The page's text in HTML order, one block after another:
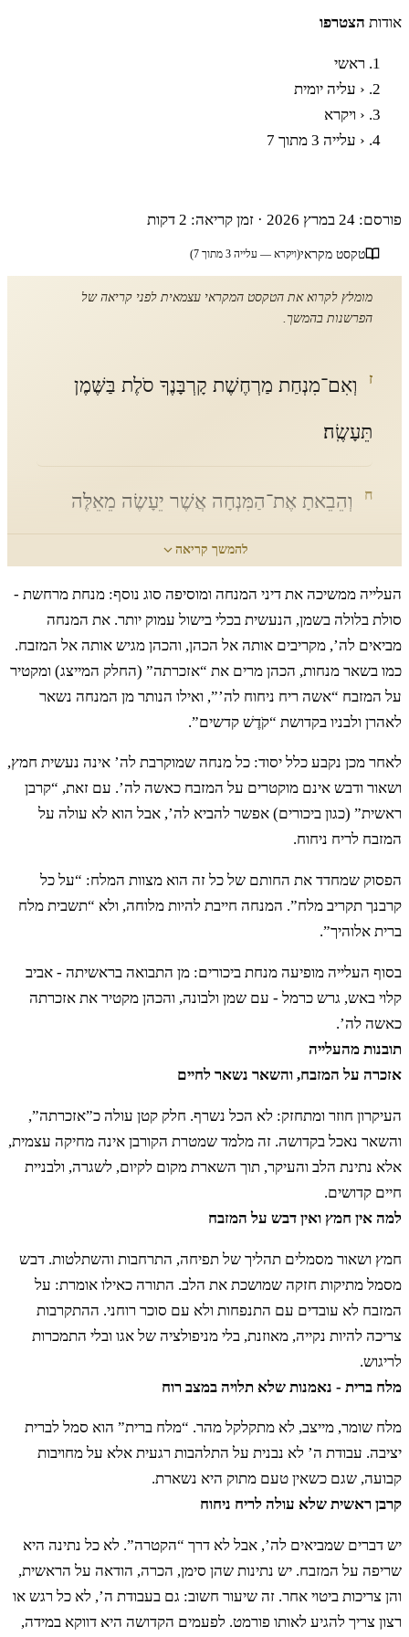
אודות הצטרפו
ראשי
‹ עליה יומית
‹ ויקרא
‹ עלייה 3 מתוך 7
פורסם: 24 במרץ 2026 · זמן קריאה: 2 דקות
טקסט מקראי(ויקרא — עלייה 3 מתוך 7)
מומלץ לקרוא את הטקסט המקראי עצמאית לפני קריאה של
הפרשנות בהמשך.
ז וְאִם־מִנְחַת מַרְחֶשֶׁת קָרְבָּנֶךָ סֹלֶת בַּשֶּׁמֶן
תֵּעָשֶֽׂה׃
ח וְהֵבֵאתָ אֶת־הַמִּנְחָה אֲשֶׁר יֵעָשֶׂה מֵאֵלֶּה
לַידוָד וְהִקְרִיבָהּ אֶל־הַכֹּהֵן וְהִגִּישָׁהּ אֶל־הַמִּזְבֵּֽחַ׃
וְהֵרִים הַכֹּהֵן מִן־הַמִּנְחָה אֶת־אַזְכָּרָתָהּ
וְהִקְטִיר הַמִּזְבֵּחָה אִשֵּׁה רֵיחַ נִיחֹחַ לַידוָֽד׃
וְהַנּוֹתֶרֶת מִן־הַמִּנְחָה לְאַהֲרֹן וּלְבָנָיו קֹדֶשׁ
קָֽדָשִׁים מֵאִשֵּׁי יְדוָֽד׃
יא כָּל־הַמִּנְחָה אֲשֶׁר תַּקְרִיבוּ לַידוָד לֹא תֵעָשֶׂה
חָמֵץ כִּי כָל־שְׂאֹר וְכָל־דְּבַשׁ לֹֽא־תַקְטִירוּ מִמֶּנּוּ
אִשֶּׁה לַֽידוָֽד׃
יב קָרְבַּן רֵאשִׁית תַּקְרִיבוּ אֹתָם לַידוָד
וְאֶל־הַמִּזְבֵּחַ לֹא־יַעֲלוּ לְרֵיחַ נִיחֹֽחַ׃
יג וְכָל־קָרְבַּן מִנְחָתְךָ בַּמֶּלַח תִּמְלָח וְלֹא תַשְׁבִּית
מֶלַח בְּרִית אֱלֹהֶיךָ מֵעַל מִנְחָתֶךָ עַל כָּל־קָרְבָּנְךָ
תַּקְרִיב מֶֽלַח׃
יד וְאִם־תַּקְרִיב מִנְחַת בִּכּוּרִים לַידוָד אָבִיב
קָלוּי בָּאֵשׁ גֶּרֶשׂ כַּרְמֶל תַּקְרִיב אֵת מִנְחַת
בִּכּוּרֶֽיךָ׃
טו וְנָתַתָּ עָלֶיהָ שֶׁמֶן וְשַׂמְתָּ עָלֶיהָ לְבֹנָה מִנְחָה
הִֽוא׃
וְהִקְטִיר הַכֹּהֵן אֶת־אַזְכָּרָתָהּ מִגִּרְשָׂהּ
וּמִשַּׁמְנָהּ עַל כָּל־לְבֹנָתָהּ אִשֶּׁה לַידוָֽד׃
להמשך קריאה
העלייה ממשיכה את דיני המנחה ומוסיפה סוג נוסף: מנחת מרחשת -
סולת בלולה בשמן, הנעשית בכלי בישול עמוק יותר. את המנחה
מביאים לה’, מקריבים אותה אל הכהן, והכהן מגיש אותה אל המזבח.
כמו בשאר מנחות, הכהן מרים את “אזכרתה” (החלק המייצג) ומקטיר
על המזבח “אשה ריח ניחוח לה’”, ואילו הנותר מן המנחה נשאר
לאהרן ולבניו בקדושת “קֹדֶשׁ קדשים”.
לאחר מכן נקבע כלל יסוד: כל מנחה שמוקרבת לה’ אינה נעשית חמץ,
ושאור ודבש אינם מוקטרים על המזבח כאשה לה’. עם זאת, “קרבן
ראשית” (כגון ביכורים) אפשר להביא לה’, אבל הוא לא עולה על
המזבח לריח ניחוח.
הפסוק שמחדד את החותם של כל זה הוא מצוות המלח: “על כל
קרבנך תקריב מלח”. המנחה חייבת להיות מלוחה, ולא “תשבית מלח
ברית אלוהיך”.
בסוף העלייה מופיעה מנחת ביכורים: מן התבואה בראשיתה - אביב
קלוי באש, גרש כרמל - עם שמן ולבונה, והכהן מקטיר את אזכרתה
כאשה לה’.
תובנות מהעלייה
אזכרה על המזבח, והשאר נשאר לחיים
העיקרון חוזר ומתחזק: לא הכל נשרף. חלק קטן עולה כ”אזכרתה”,
והשאר נאכל בקדושה. זה מלמד שמטרת הקורבן אינה מחיקה עצמית,
אלא נתינת הלב והעיקר, תוך השארת מקום לקיום, לשגרה, ולבניית
חיים קדושים.
למה אין חמץ ואין דבש על המזבח
חמץ ושאור מסמלים תהליך של תפיחה, התרחבות והשתלטות. דבש
מסמל מתיקות חזקה שמושכת את הלב. התורה כאילו אומרת: על
המזבח לא עובדים עם התנפחות ולא עם סוכר רוחני. ההתקרבות
צריכה להיות נקייה, מאוזנת, בלי מניפולציה של אגו ובלי התמכרות
לריגוש.
מלח ברית - נאמנות שלא תלויה במצב רוח
מלח שומר, מייצב, לא מתקלקל מהר. “מלח ברית” הוא סמל לברית
יציבה. עבודת ה’ לא נבנית על התלהבות רגעית אלא על מחויבות
קבועה, שגם כשאין טעם מתוק היא נשארת.
קרבן ראשית שלא עולה לריח ניחוח
יש דברים שמביאים לה’, אבל לא דרך “הקטרה”. לא כל נתינה היא
שריפה על המזבח. יש נתינות שהן סימן, הכרה, הודאה על הראשית,
והן צריכות ביטוי אחר. זה שיעור חשוב: גם בעבודת ה’, לא כל רגש או
רצון צריך להגיע לאותו פורמט. לפעמים הקדושה היא דווקא במידה,